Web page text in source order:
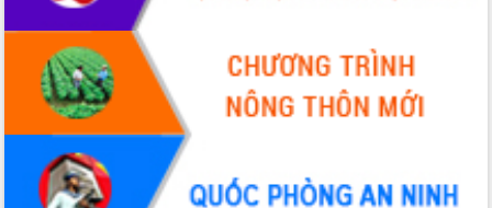
UBND tỉnh họp báo định kỳ tháng 4
năm 2026
Hội thảo khoa học “Giải pháp thúc đẩy
phát triển nền kinh tế xanh tại tỉnh
Đắk Lắk”
Tăng cường giám sát, đôn đốc thực
hiện nhiệm vụ quản lý tài sản công
hàng tuần